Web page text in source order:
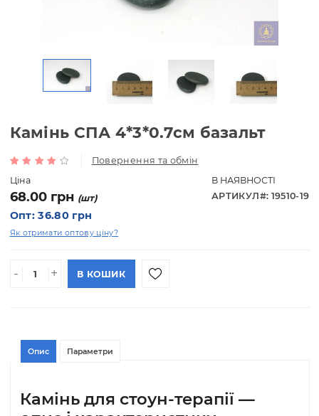
Камінь СПА 4*3*0.7см базальт
68.00 грн
Опт: 36.80 грн
В КОШИК